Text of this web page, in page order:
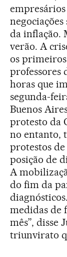
da inflação.
verão. A
os
professores
horas que
segunda-
Buenos
protesto da
no entanto,
protestos de
posição de
A
do fim da
medidas de
mês”, disse
triunvirato